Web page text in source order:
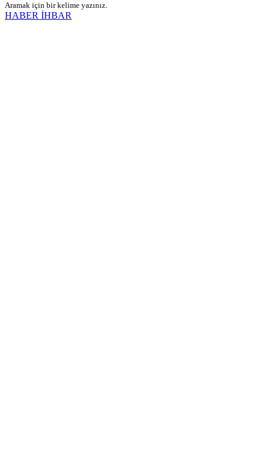
Aramak için bir kelime yazınız.
HABER İHBAR